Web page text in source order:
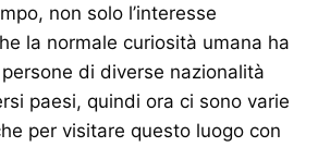
non solo l’interesse
la normale curiosità umana ha
di diverse nazionalità
paesi, quindi ora ci sono varie
per visitare questo luogo con